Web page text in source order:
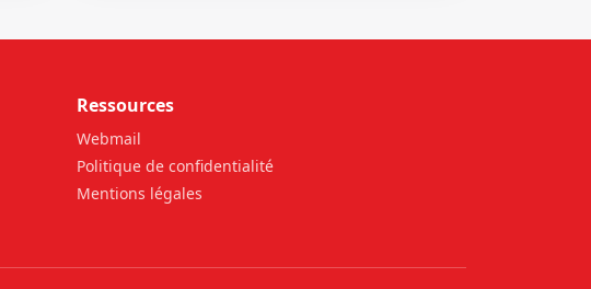
Ressources
Webmail
Politique de confidentialité
Mentions légales